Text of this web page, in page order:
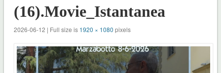
(16).Movie_Istantanea
2026-06-12 | Full size is 1920 × 1080 pixels